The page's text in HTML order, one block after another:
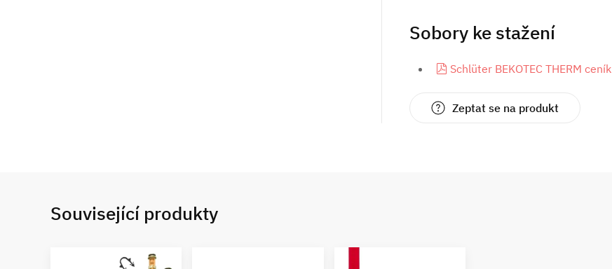
Sobory ke stažení
pdf
Schlüter BEKOTEC THERM ceník
Zeptat se na produkt
Související produkty